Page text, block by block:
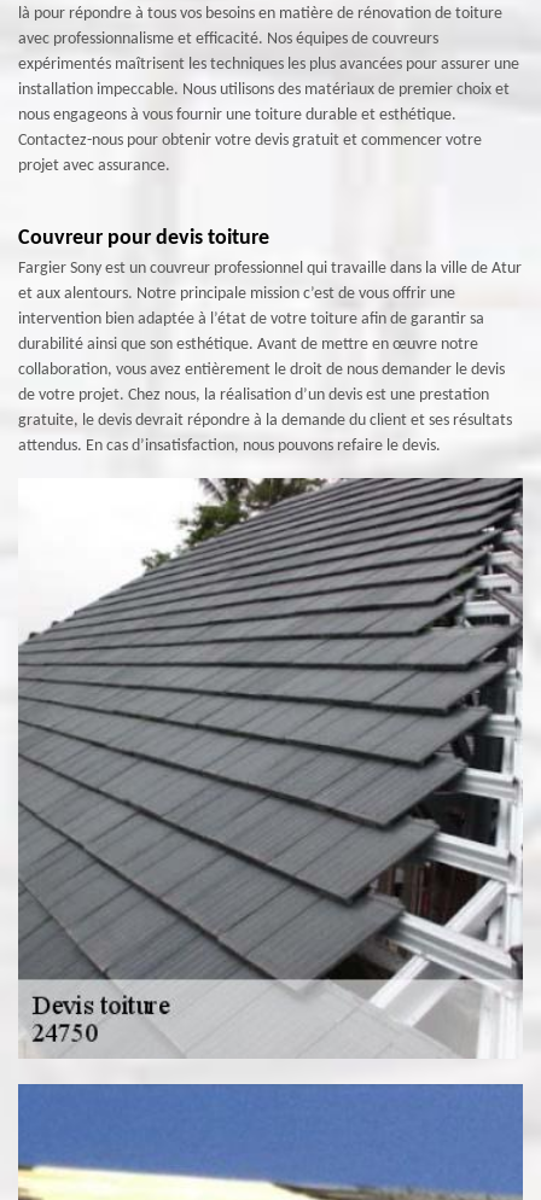
là pour répondre à tous vos besoins en matière de rénovation de toiture
avec professionnalisme et efficacité. Nos équipes de couvreurs
expérimentés maîtrisent les techniques les plus avancées pour assurer une
installation impeccable. Nous utilisons des matériaux de premier choix et
nous engageons à vous fournir une toiture durable et esthétique.
Contactez-nous pour obtenir votre devis gratuit et commencer votre
projet avec assurance.
Couvreur pour devis toiture
Fargier Sony est un couvreur professionnel qui travaille dans la ville de Atur
et aux alentours. Notre principale mission c’est de vous offrir une
intervention bien adaptée à l’état de votre toiture afin de garantir sa
durabilité ainsi que son esthétique. Avant de mettre en œuvre notre
collaboration, vous avez entièrement le droit de nous demander le devis
de votre projet. Chez nous, la réalisation d’un devis est une prestation
gratuite, le devis devrait répondre à la demande du client et ses résultats
attendus. En cas d’insatisfaction, nous pouvons refaire le devis.